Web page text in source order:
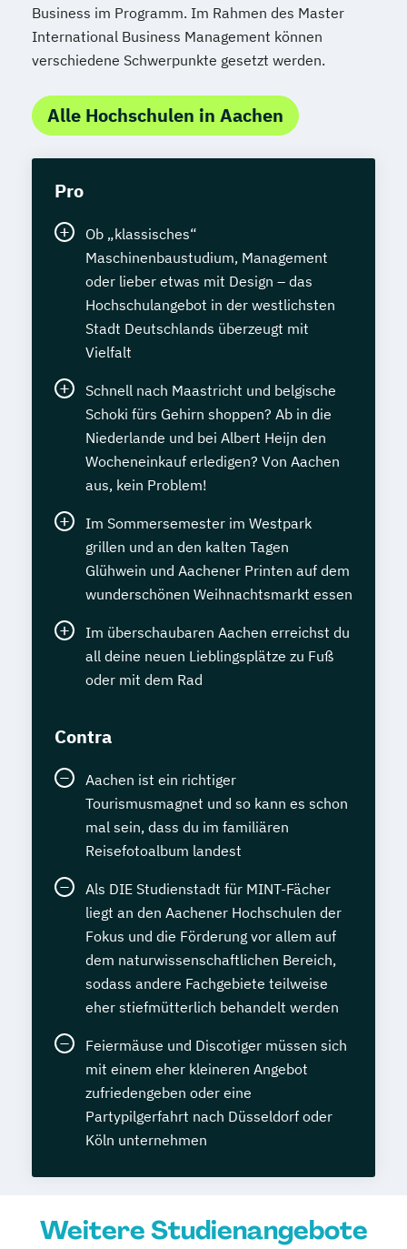
Business im Programm. Im Rahmen des Master
International Business Management können
verschiedene Schwerpunkte gesetzt werden.
Alle Hochschulen in Aachen
Pro
Ob „klassisches“
Maschinenbaustudium, Management
oder lieber etwas mit Design – das
Hochschulangebot in der westlichsten
Stadt Deutschlands überzeugt mit
Vielfalt
Schnell nach Maastricht und belgische
Schoki fürs Gehirn shoppen? Ab in die
Niederlande und bei Albert Heijn den
Wocheneinkauf erledigen? Von Aachen
aus, kein Problem!
Im Sommersemester im Westpark
grillen und an den kalten Tagen
Glühwein und Aachener Printen auf dem
wunderschönen Weihnachtsmarkt essen
Im überschaubaren Aachen erreichst du
all deine neuen Lieblingsplätze zu Fuß
oder mit dem Rad
Contra
Aachen ist ein richtiger
Tourismusmagnet und so kann es schon
mal sein, dass du im familiären
Reisefotoalbum landest
Als DIE Studienstadt für MINT-Fächer
liegt an den Aachener Hochschulen der
Fokus und die Förderung vor allem auf
dem naturwissenschaftlichen Bereich,
sodass andere Fachgebiete teilweise
eher stiefmütterlich behandelt werden
Feiermäuse und Discotiger müssen sich
mit einem eher kleineren Angebot
zufriedengeben oder eine
Partypilgerfahrt nach Düsseldorf oder
Köln unternehmen
Weitere Studienangebote